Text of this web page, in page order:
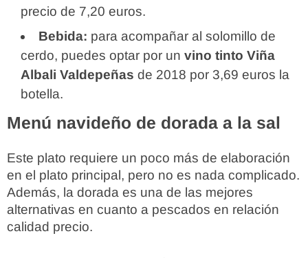
precio de 7,20 euros.
Bebida: para acompañar al solomillo de
cerdo, puedes optar por un vino tinto Viña
Albali Valdepeñas de 2018 por 3,69 euros la
botella.
Menú navideño de dorada a la sal
Este plato requiere un poco más de elaboración
en el plato principal, pero no es nada complicado.
Además, la dorada es una de las mejores
alternativas en cuanto a pescados en relación
calidad precio.